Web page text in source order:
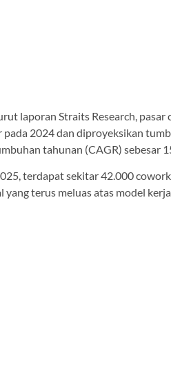
laporan Straits Research,
pada 2024 dan diproyeksikan
tahunan (CAGR) sebesar
terdapat sekitar 42.000
yang terus meluas atas model